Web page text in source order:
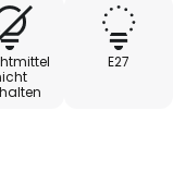
in Wohn- und
über Tischen an.
E27